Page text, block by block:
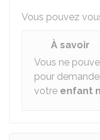
Vous pouvez
À savoir
Vous ne
pour
votre enfant